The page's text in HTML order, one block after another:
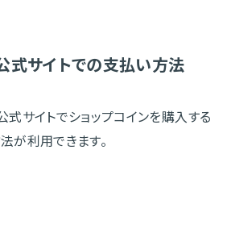
式サイトでの支払い方法
サイトでショップコインを購入する
が利用できます。